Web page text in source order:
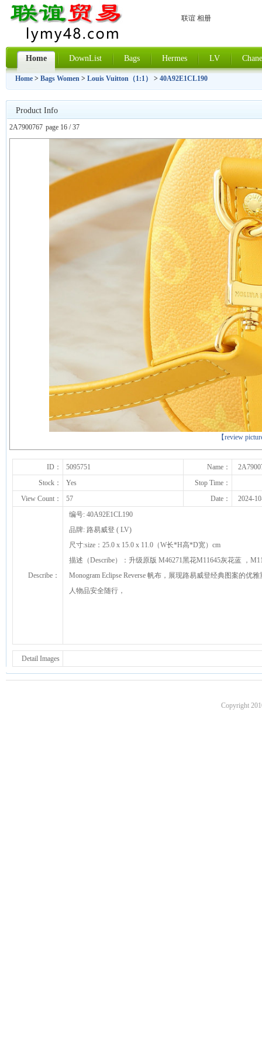
联谊 相册
Home DownList Bags Hermes LV
Home > Bags Women > Louis Vuitton（1:1） > 40A92E1CL190
Product Info
2A7900767 page 16 / 37
【review
上一张
下一张
ID： 5095751 Name：
Stock：
Yes
Stop Time：
View Count：
57 Date： 2024-
Describe：
编号: 40A92E1CL190
品牌: 路易威登 ( LV)
尺寸:size：25.0 x 15.0 x 11.0（W长*H高*D宽）cm
描述（Describe）：升级原版 M46271黑花M11645灰花蓝 ，
Monogram Eclipse Reverse 帆布，展现路易威登经典图案的
人物品安全随行，
Detail Images
Copyright